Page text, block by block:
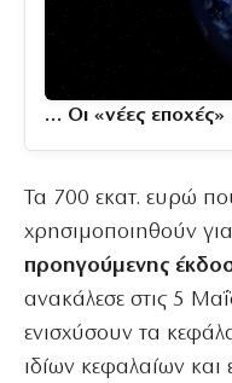
… Οι «νέες εποχές»
Τα 700 εκατ. ευρώ
χρησιμοποιηθούν
προηγούμενης
ανακάλεσε στις 5
ενισχύσουν τα
ιδίων κεφαλαίων